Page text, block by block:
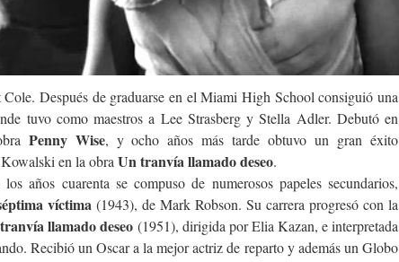
Cole. Después de graduarse en el Miami High School consiguió una
tuvo como maestros a Lee Strasberg y Stella Adler. Debutó en
Penny Wise, y ocho años más tarde obtuvo un gran éxito
en la obra Un tranvía llamado deseo.
años cuarenta se compuso de numerosos papeles secundarios,
víctima (1943), de Mark Robson. Su carrera progresó con la
llamado deseo (1951), dirigida por Elia Kazan, e interpretada
Recibió un Oscar a la mejor actriz de reparto y además un Globo